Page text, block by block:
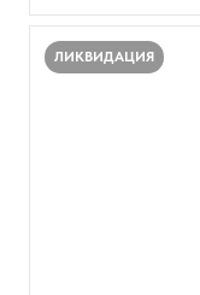
ЛИКВИДАЦИЯ